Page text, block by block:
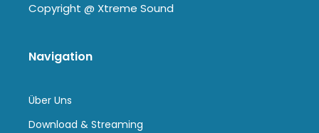
Copyright @ Xtreme Sound
Navigation
Über Uns
Download & Streaming